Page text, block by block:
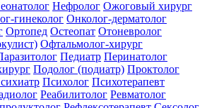
Нефролог Ожоговый хирург
гинеколог Онколог-дерматолог
Ортопед Остеопат Отоневролог
Офтальмолог-хирург
Педиатр Перинатолог
Подолог (подиатр) Проктолог
Психолог Психотерапевт
Реабилитолог Ревматолог